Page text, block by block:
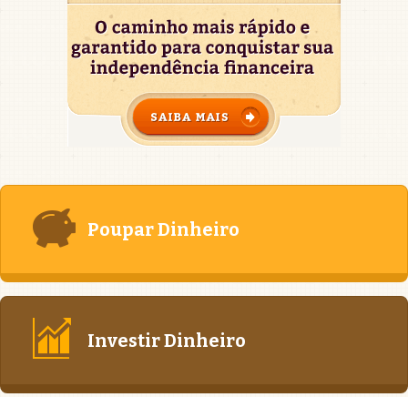
Poupar Dinheiro
Investir Dinheiro